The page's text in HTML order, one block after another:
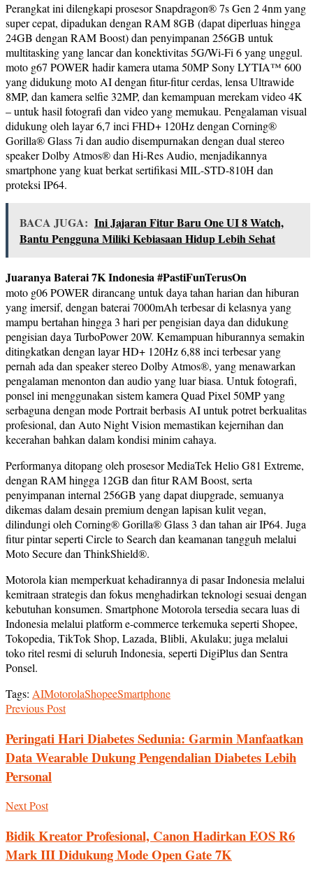
Perangkat ini dilengkapi prosesor Snapdragon® 7s Gen 2 4nm yang
super cepat, dipadukan dengan RAM 8GB (dapat diperluas hingga
24GB dengan RAM Boost) dan penyimpanan 256GB untuk
multitasking yang lancar dan konektivitas 5G/Wi-Fi 6 yang unggul.
moto g67 POWER hadir kamera utama 50MP Sony LYTIA™ 600
yang didukung moto AI dengan fitur-fitur cerdas, lensa Ultrawide
8MP, dan kamera selfie 32MP, dan kemampuan merekam video 4K
– untuk hasil fotografi dan video yang memukau. Pengalaman visual
didukung oleh layar 6,7 inci FHD+ 120Hz dengan Corning®
Gorilla® Glass 7i dan audio disempurnakan dengan dual stereo
speaker Dolby Atmos® dan Hi-Res Audio, menjadikannya
smartphone yang kuat berkat sertifikasi MIL-STD-810H dan
proteksi IP64.
BACA JUGA: Ini Jajaran Fitur Baru One UI 8 Watch,
Bantu Pengguna Miliki Kebiasaan Hidup Lebih Sehat
Juaranya Baterai 7K Indonesia #PastiFunTerusOn
moto g06 POWER dirancang untuk daya tahan harian dan hiburan
yang imersif, dengan baterai 7000mAh terbesar di kelasnya yang
mampu bertahan hingga 3 hari per pengisian daya dan didukung
pengisian daya TurboPower 20W. Kemampuan hiburannya semakin
ditingkatkan dengan layar HD+ 120Hz 6,88 inci terbesar yang
pernah ada dan speaker stereo Dolby Atmos®, yang menawarkan
pengalaman menonton dan audio yang luar biasa. Untuk fotografi,
ponsel ini menggunakan sistem kamera Quad Pixel 50MP yang
serbaguna dengan mode Portrait berbasis AI untuk potret berkualitas
profesional, dan Auto Night Vision memastikan kejernihan dan
kecerahan bahkan dalam kondisi minim cahaya.
Performanya ditopang oleh prosesor MediaTek Helio G81 Extreme,
dengan RAM hingga 12GB dan fitur RAM Boost, serta
penyimpanan internal 256GB yang dapat diupgrade, semuanya
dikemas dalam desain premium dengan lapisan kulit vegan,
dilindungi oleh Corning® Gorilla® Glass 3 dan tahan air IP64. Juga
fitur pintar seperti Circle to Search dan keamanan tangguh melalui
Moto Secure dan ThinkShield®.
Motorola kian memperkuat kehadirannya di pasar Indonesia melalui
kemitraan strategis dan fokus menghadirkan teknologi sesuai dengan
kebutuhan konsumen. Smartphone Motorola tersedia secara luas di
Indonesia melalui platform e-commerce terkemuka seperti Shopee,
Tokopedia, TikTok Shop, Lazada, Blibli, Akulaku; juga melalui
toko ritel resmi di seluruh Indonesia, seperti DigiPlus dan Sentra
Ponsel.
Tags: AIMotorolaShopeeSmartphone
Previous Post
Peringati Hari Diabetes Sedunia: Garmin Manfaatkan
Data Wearable Dukung Pengendalian Diabetes Lebih
Personal
Next Post
Bidik Kreator Profesional, Canon Hadirkan EOS R6
Mark III Didukung Mode Open Gate 7K